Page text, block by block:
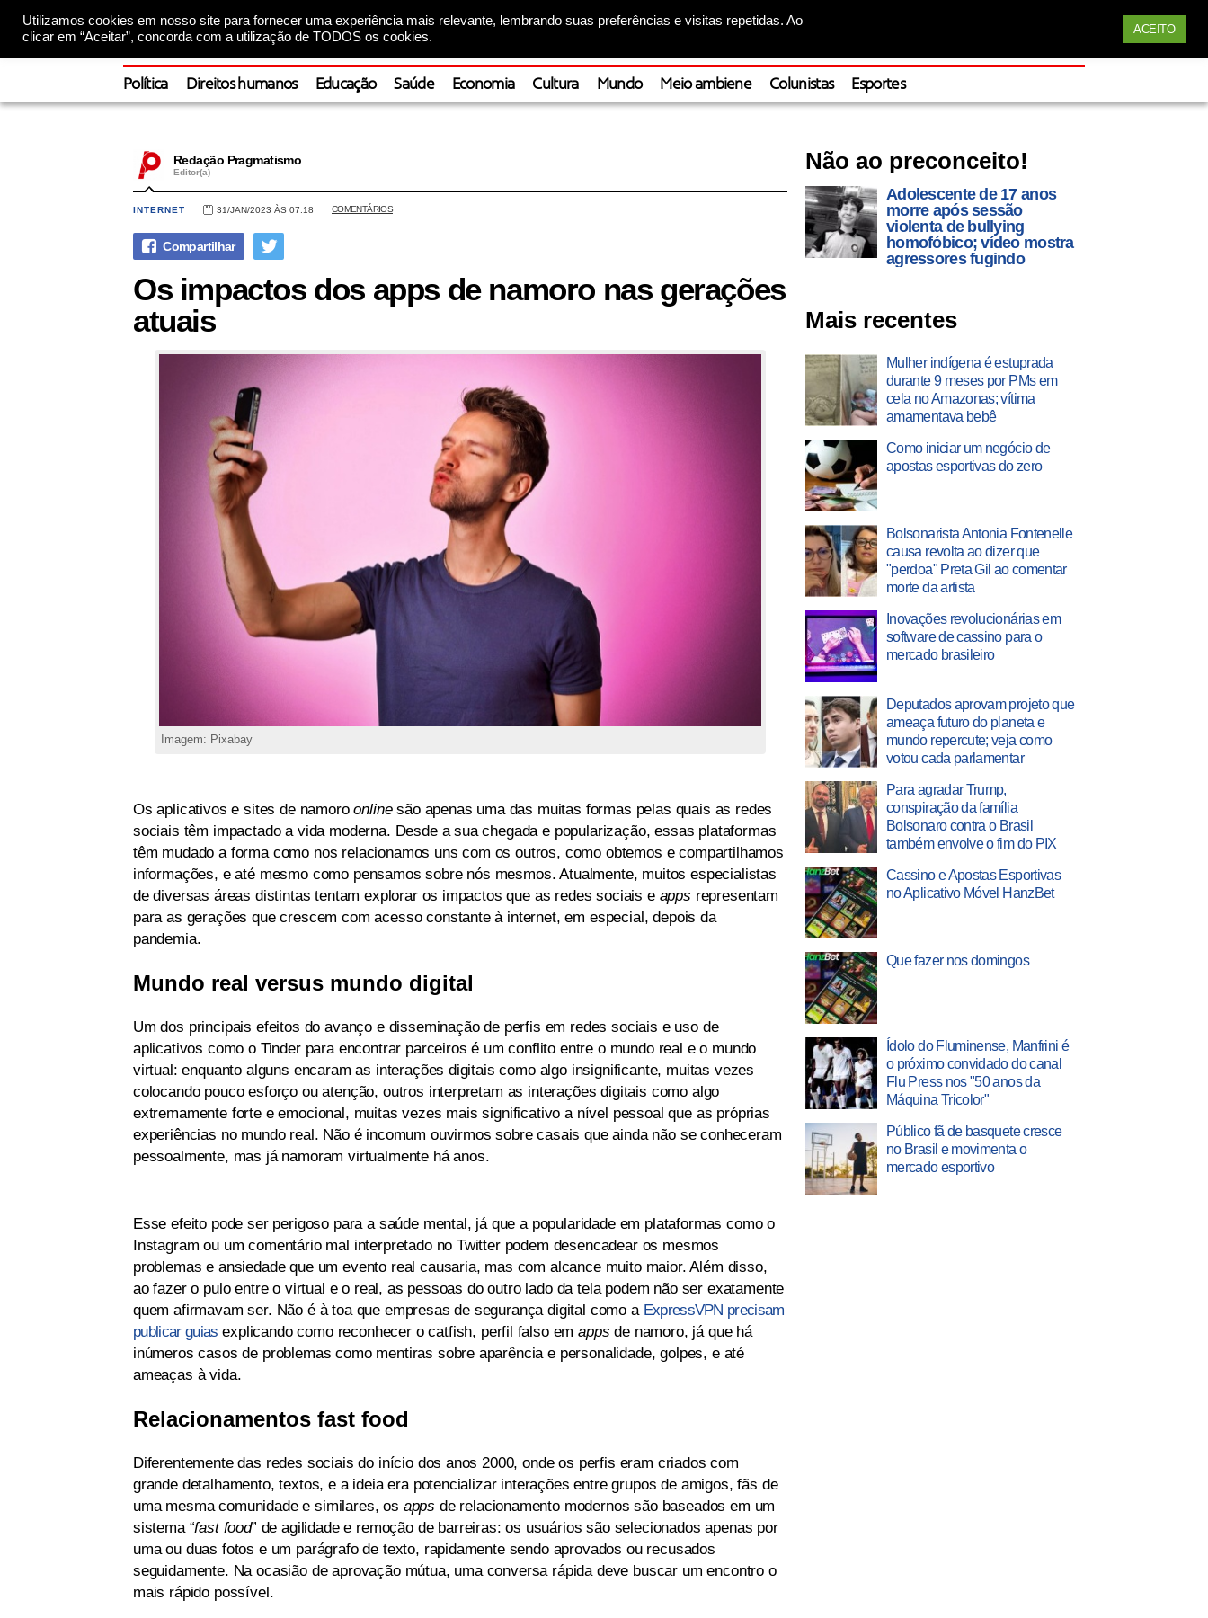
Utilizamos cookies em nosso site para fornecer uma experiência mais relevante, lembrando suas preferências e visitas repetidas. Ao
clicar em “Aceitar”, concorda com a utilização de TODOS os cookies.
ACEITO
Política Direitos humanos Educação Saúde Economia Cultura Mundo Meio ambiene Colunistas Esportes
Redação Pragmatismo
Editor(a)
INTERNET 31/JAN/2023 ÀS 07:18 COMENTÁRIOS
Os impactos dos apps de namoro nas gerações
atuais
Imagem: Pixabay
Os aplicativos e sites de namoroonlinesão apenas uma das muitas formas pelas quais as redes
sociais têm impactado a vida moderna. Desde a sua chegada e popularização, essas plataformas
têm mudado a forma como nos relacionamos uns com os outros, como obtemos e compartilhamos
informações, e até mesmo como pensamos sobre nós mesmos. Atualmente, muitos especialistas
de diversas áreas distintas tentam explorar os impactos que as redes sociais e apps representam
para as gerações que crescem com acesso constante à internet, em especial, depois da
pandemia.
Mundo real versus mundo digital
Um dos principais efeitos do avanço e disseminação de perfis em redes sociais e uso de
aplicativos como o Tinder para encontrar parceiros é um conflito entre o mundo real e o mundo
virtual: enquanto alguns encaram as interações digitais como algo insignificante, muitas vezes
colocando pouco esforço ou atenção, outros interpretam as interações digitais como algo
extremamente forte e emocional, muitas vezes mais significativo a nível pessoal que as próprias
experiências no mundo real. Não é incomum ouvirmos sobre casais que ainda não se conheceram
pessoalmente, mas já namoram virtualmente há anos.
Esse efeito pode ser perigoso para a saúde mental, já que a popularidade em plataformas como o
Instagram ou um comentário mal interpretado no Twitter podem desencadear os mesmos
problemas e ansiedade que um evento real causaria, mas com alcance muito maior. Além disso,
ao fazer o pulo entre o virtual e o real, as pessoas do outro lado da tela podem não ser exatamente
quem afirmavam ser. Não é à toa que empresas de segurança digital como a ExpressVPN precisam
publicar guias explicando como reconhecer o catfish, perfil falso emapps de namoro, já que há
inúmeros casos de problemas como mentiras sobre aparência e personalidade, golpes, e até
ameaças à vida.
Relacionamentos fast food
Diferentemente das redes sociais do início dos anos 2000, onde os perfis eram criados com
grande detalhamento, textos, e a ideia era potencializar interações entre grupos de amigos, fãs de
uma mesma comunidade e similares, os apps de relacionamento modernos são baseados em um
sistema “fast food” de agilidade e remoção de barreiras: os usuários são selecionados apenas por
uma ou duas fotos e um parágrafo de texto, rapidamente sendo aprovados ou recusados
seguidamente. Na ocasião de aprovação mútua, uma conversa rápida deve buscar um encontro o
mais rápido possível.
Não ao preconceito!
Adolescente de 17 anos
morre após sessão
violenta de bullying
homofóbico; vídeo mostra
agressores fugindo
Mais recentes
Mulher indígena é estuprada
durante 9 meses por PMs em
cela no Amazonas; vítima
amamentava bebê
Como iniciar um negócio de
apostas esportivas do zero
Bolsonarista Antonia Fontenelle
causa revolta ao dizer que
"perdoa" Preta Gil ao comentar
morte da artista
Inovações revolucionárias em
software de cassino para o
mercado brasileiro
Deputados aprovam projeto que
ameaça futuro do planeta e
mundo repercute; veja como
votou cada parlamentar
Para agradar Trump,
conspiração da família
Bolsonaro contra o Brasil
também envolve o fim do PIX
Cassino e Apostas Esportivas
no Aplicativo Móvel HanzBet
Que fazer nos domingos
Ídolo do Fluminense, Manfrini é
o próximo convidado do canal
Flu Press nos "50 anos da
Máquina Tricolor"
Público fã de basquete cresce
no Brasil e movimenta o
mercado esportivo